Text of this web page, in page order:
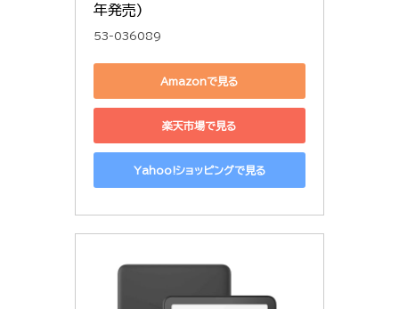
年発売)
53-036089
Amazonで見る
楽天市場で見る
Yahoo!ショッピングで見る